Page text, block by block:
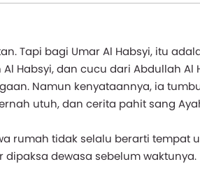
Tapi bagi Umar Al Habsyi, itu
Habsyi, dan cucu dari Abdullah
Namun kenyataannya, ia
utuh, dan cerita pahit sang
rumah tidak selalu berarti tempat
dipaksa dewasa sebelum waktunya.